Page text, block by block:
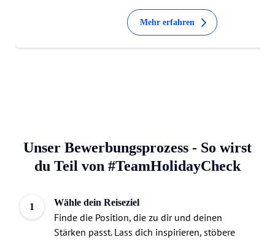
Mehr erfahren
Unser Bewerbungsprozess - So wirst
du Teil von #TeamHolidayCheck
1 Wähle dein Reiseziel
Finde die Position, die zu dir und deinen
Stärken passt. Lass dich inspirieren, stöbere